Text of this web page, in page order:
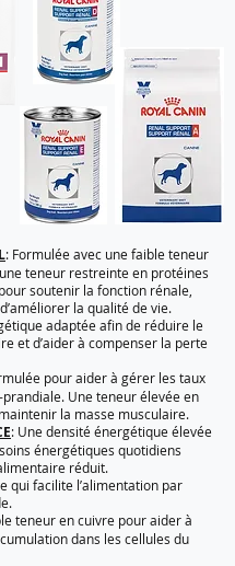
: Formulée avec une faible teneur
teneur restreinte en protéines
soutenir la fonction rénale,
la qualité de vie.
adaptée afin de réduire le
et d’aider à compenser la perte
pour aider à gérer les taux
Une teneur élevée en
la masse musculaire.
: Une densité énergétique élevée
énergétiques quotidiens
réduit.
qui facilite l’alimentation par
teneur en cuivre pour aider à
dans les cellules du